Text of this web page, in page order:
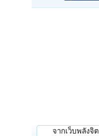
จากเว็บพลังจิต